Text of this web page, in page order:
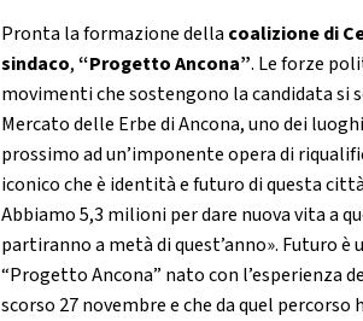
Pronta la formazione della coalizione di
sindaco,“Progetto Ancona”. Le forze
movimenti che sostengono la candidata
Mercato delle Erbe di Ancona, uno dei
prossimo ad un’imponente opera di
iconico che è identità e futuro di questa
Abbiamo 5,3 milioni per dare nuova vita a
partiranno a metà di quest’anno». Futuro è
“Progetto Ancona” nato con l’esperienza
scorso 27 novembre e che da quel percorso